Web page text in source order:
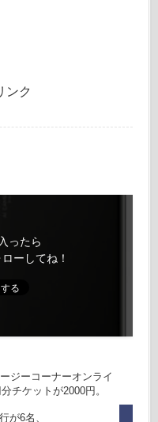
ンク
ったら
ーしてね！
ジーコーナーオンライ
チケットが2000円。
が6名、